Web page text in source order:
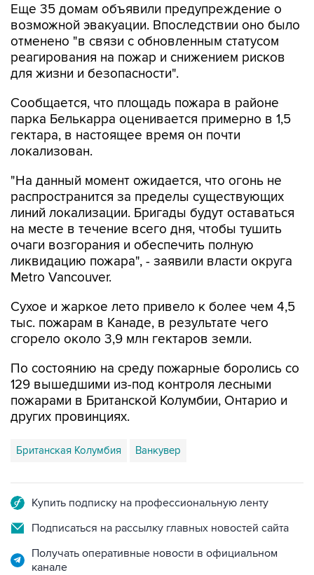
Еще 35 домам объявили предупреждение о
возможной эвакуации. Впоследствии оно было
отменено "в связи с обновленным статусом
реагирования на пожар и снижением рисков
для жизни и безопасности".
Сообщается, что площадь пожара в районе
парка Белькарра оценивается примерно в 1,5
гектара, в настоящее время он почти
локализован.
"На данный момент ожидается, что огонь не
распространится за пределы существующих
линий локализации. Бригады будут оставаться
на месте в течение всего дня, чтобы тушить
очаги возгорания и обеспечить полную
ликвидацию пожара", - заявили власти округа
Metro Vancouver.
Сухое и жаркое лето привело к более чем 4,5
тыс. пожарам в Канаде, в результате чего
сгорело около 3,9 млн гектаров земли.
По состоянию на среду пожарные боролись со
129 вышедшими из-под контроля лесными
пожарами в Британской Колумбии, Онтарио и
других провинциях.
Британская Колумбия Ванкувер
Купить подписку на профессиональную ленту
Подписаться на рассылку главных новостей сайта
Получать оперативные новости в официальном
канале